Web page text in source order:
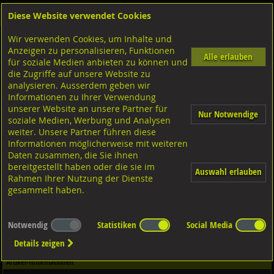
Shop Bohrer-Bit Einsatz-GewindebohrerBiteinsätze
Torx
Bit STARCH TX 1/4", S2 Qualität, verchromt TX15x110
1/4"
Artikel-Informationen
Diese Website verwendet Cookies
Wir verwenden Cookies, um Inhalte und
Anzeigen zu personalisieren, Funktionen
für soziale Medien anbieten zu können und
die Zugriffe auf unsere Website zu
analysieren. Ausserdem geben wir
Informationen zu Ihrer Verwendung
unserer Website an unsere Partner für
soziale Medien, Werbung und Analysen
weiter. Unsere Partner führen diese
Informationen möglicherweise mit weiteren
Daten zusammen, die Sie ihnen
bereitgestellt haben oder die sie im
Rahmen Ihrer Nutzung der Dienste
gesammelt haben.
Alle erlauben
Nur Notwendige
Auswahl erlauben
Notwendig Statistiken
Social Media
Details zeigen